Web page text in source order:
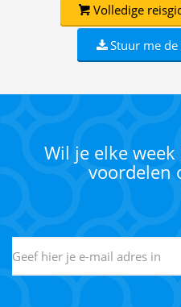
Volledige
Stuur me
Wil je elke
voordelen